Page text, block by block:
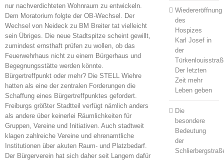
nur nachverdichteten Wohnraum zu entwickeln.
Dem Moratorium folgte der OB-Wechsel. Der
Wechsel von Neideck zu BM Breiter tat vielleicht
sein Übriges. Die neue Stadtspitze scheint gewillt,
zumindest ernsthaft prüfen zu wollen, ob das
Feuerwehrhaus nicht zu einem Bürgerhaus und
Begegnungsstätte werden könnte.
Bürgertreffpunkt oder mehr? Die STELL Wiehre
hatten als eine der zentralen Forderungen die
Schaffung eines Bürgertreffpunktes gefordert.
Freiburgs größter Stadtteil verfügt nämlich anders
als andere über keinerlei Räumlichkeiten für
Gruppen, Vereine und Initiativen. Auch stadtweit
klagen zahlreiche Vereine und ehrenamtliche
Institutionen über akuten Raum- und Platzbedarf.
Der Bürgerverein hat sich daher seit Langem dafür
Wiedereröffnung
des
Hospizes
Karl Josef in
der
Der letzten
Zeit mehr
Leben geben
Die
besondere
Bedeutung
der